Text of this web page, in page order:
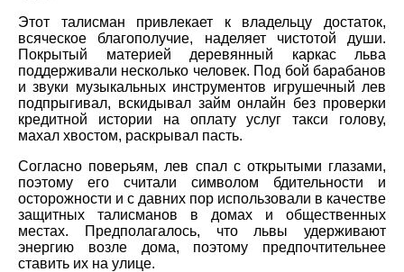
Этот талисман привлекает к владельцу достаток,
всяческое благополучие, наделяет чистотой души.
Покрытый материей деревянный каркас льва
поддерживали несколько человек. Под бой барабанов
и звуки музыкальных инструментов игрушечный лев
подпрыгивал, вскидывал займ онлайн без проверки
кредитной истории на оплату услуг такси голову,
махал хвостом, раскрывал пасть.
Согласно поверьям, лев спал с открытыми глазами,
поэтому его считали символом бдительности и
осторожности и с давних пор использовали в качестве
защитных талисманов в домах и общественных
местах. Предполагалось, что львы удерживают
энергию возле дома, поэтому предпочтительнее
ставить их на улице.